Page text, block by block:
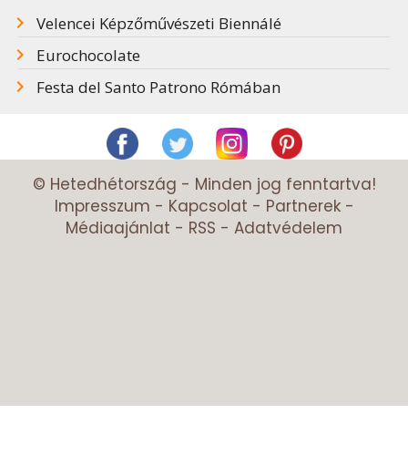
Velencei Képzőművészeti Biennálé
Eurochocolate
Festa del Santo Patrono Rómában
© Hetedhétország - Minden jog fenntartva!
Impresszum - Kapcsolat - Partnerek-
Médiaajánlat - RSS - Adatvédelem